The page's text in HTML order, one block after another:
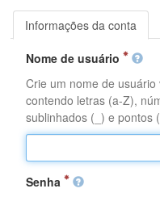
Informações da conta
Nome de usuário
Crie um nome de
contendo letras (a-Z),
sublinhados (_) e pontos
Senha